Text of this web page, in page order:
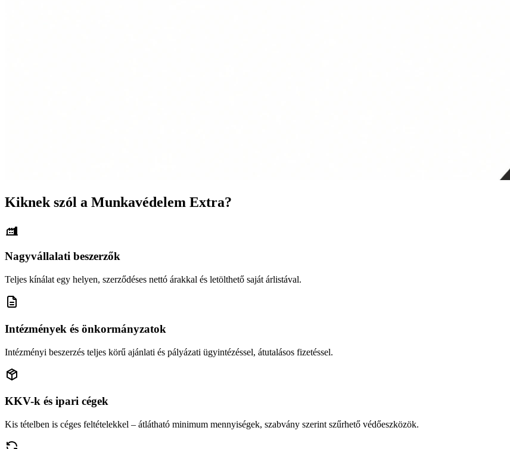
Kiknek szól a Munkavédelem Extra?
Nagyvállalati beszerzők
Teljes kínálat egy helyen, szerződéses nettó árakkal és letölthető saját árlistával.
Intézmények és önkormányzatok
Intézményi beszerzés teljes körű ajánlati és pályázati ügyintézéssel, átutalásos fizetéssel.
KKV-k és ipari cégek
Kis tételben is céges feltételekkel – átlátható minimum mennyiségek, szabvány szerint szűrhető védőeszközök.